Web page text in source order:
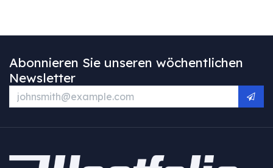
Abonnieren Sie unseren wöchentlichen
Newsletter